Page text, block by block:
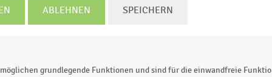
4 Handelsketten/über 1.000 Filialen/über 6 Mio.
ABLEHNEN SPEICHERN
grundlegende Funktionen und sind für die einwandfreie